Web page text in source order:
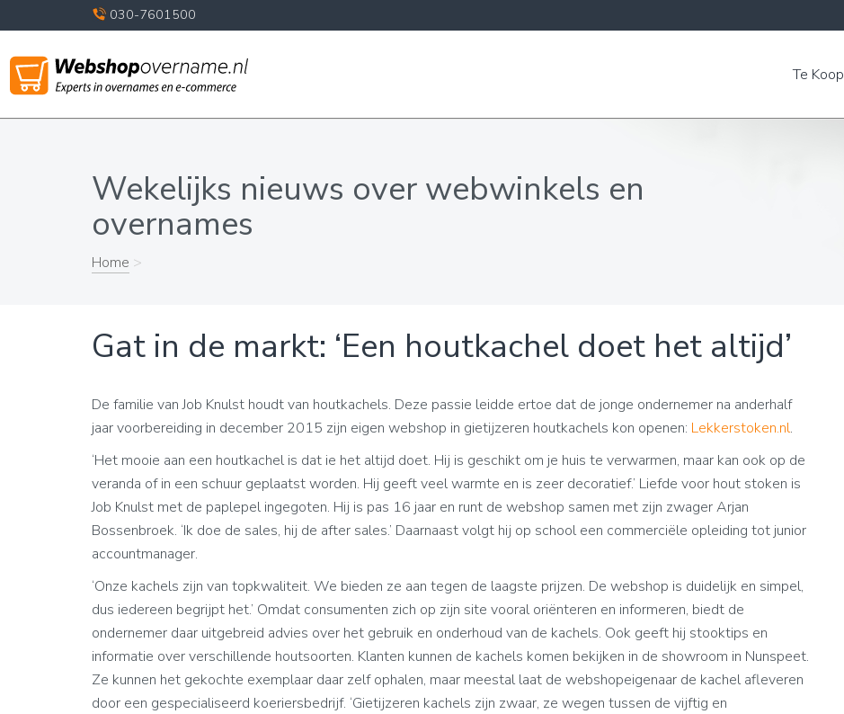
030-7601500
Te Koop
Wekelijks nieuws over webwinkels en
overnames
Home >
Gat in de markt: ‘Een houtkachel doet het altijd’
De familie van Job Knulst houdt van houtkachels. Deze passie leidde ertoe dat de jonge ondernemer na anderhalf
jaar voorbereiding in december 2015 zijn eigen webshop in gietijzeren houtkachels kon openen: Lekkerstoken.nl.
‘Het mooie aan een houtkachel is dat ie het altijd doet. Hij is geschikt om je huis te verwarmen, maar kan ook op de
veranda of in een schuur geplaatst worden. Hij geeft veel warmte en is zeer decoratief.’ Liefde voor hout stoken is
Job Knulst met de paplepel ingegoten. Hij is pas 16 jaar en runt de webshop samen met zijn zwager Arjan
Bossenbroek. ‘Ik doe de sales, hij de after sales.’ Daarnaast volgt hij op school een commerciële opleiding tot junior
accountmanager.
‘Onze kachels zijn van topkwaliteit. We bieden ze aan tegen de laagste prijzen. De webshop is duidelijk en simpel,
dus iedereen begrijpt het.’ Omdat consumenten zich op zijn site vooral oriënteren en informeren, biedt de
ondernemer daar uitgebreid advies over het gebruik en onderhoud van de kachels. Ook geeft hij stooktips en
informatie over verschillende houtsoorten. Klanten kunnen de kachels komen bekijken in de showroom in Nunspeet.
Ze kunnen het gekochte exemplaar daar zelf ophalen, maar meestal laat de webshopeigenaar de kachel afleveren
door een gespecialiseerd koeriersbedrijf. ‘Gietijzeren kachels zijn zwaar, ze wegen tussen de vijftig en